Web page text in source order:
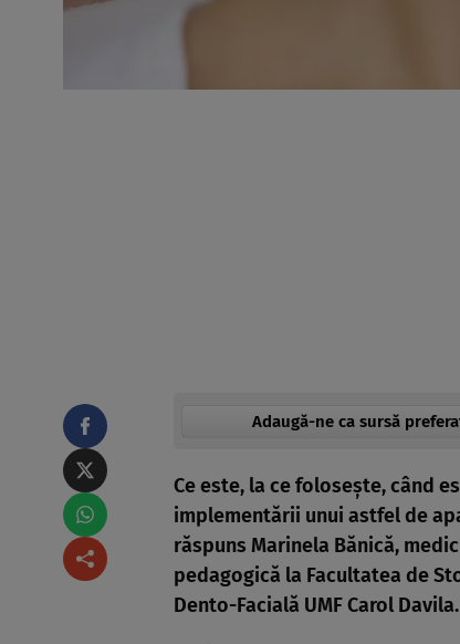
Adaugă-ne ca sursă
Ce este, la ce foloseşte, când
implementării unui astfel de
răspuns Marinela Bănică,
pedagogică la Facultatea de
Dento-Facială UMF Carol Davila.